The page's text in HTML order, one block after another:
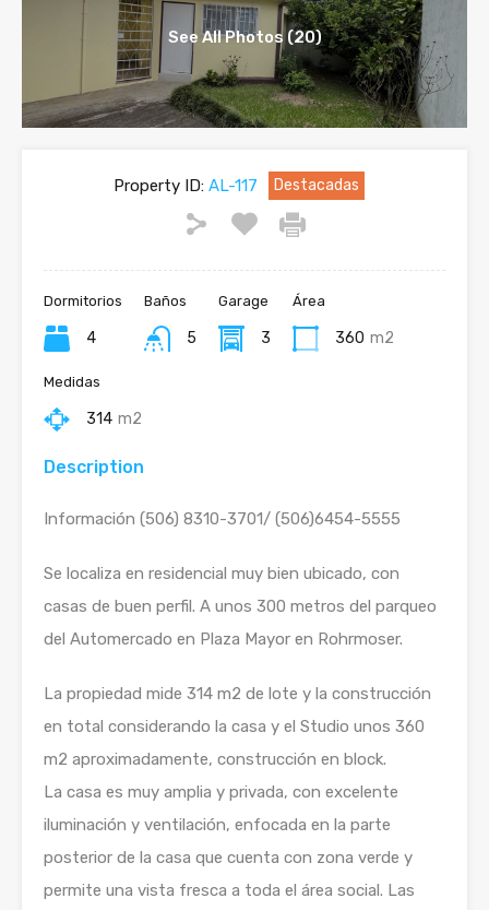
See All Photos (20)
Property ID: AL-117 Destacadas
Dormitorios
4
Baños
5
Garage
3
Área
360 m2
Medidas
314 m2
Description
Información (506) 8310-3701/ (506)6454-5555
Se localiza en residencial muy bien ubicado, con
casas de buen perfil. A unos 300 metros del parqueo
del Automercado en Plaza Mayor en Rohrmoser.
La propiedad mide 314 m2 de lote y la construcción
en total considerando la casa y el Studio unos 360
m2 aproximadamente, construcción en block.
La casa es muy amplia y privada, con excelente
iluminación y ventilación, enfocada en la parte
posterior de la casa que cuenta con zona verde y
permite una vista fresca a toda el área social. Las